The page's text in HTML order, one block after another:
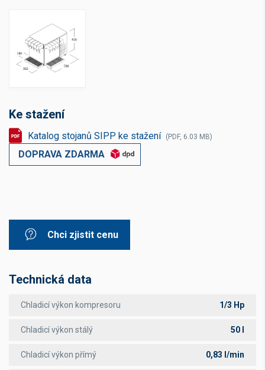
Ke stažení
Katalog stojanů SIPP ke stažení (PDF, 6.03 MB)
DOPRAVA ZDARMA
Chci zjistit cenu
Technická data
Chladicí výkon kompresoru 1/3 Hp
Chladicí výkon stálý 50 l
Chladicí výkon přímý 0,83 l/min